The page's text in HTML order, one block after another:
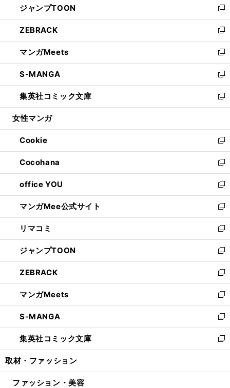
く
で
開
く
ド
ウ
で
開
く
ィ
ン
ド
ウ
で
開
く
い
ウ
ィ
ン
ド
ウ
で
開
く
ジャンプTOON
新
し
い
ウ
ィ
ン
ド
ウ
で
開
ZEBRACK
新
し
い
ウ
ィ
ン
ド
ウ
開
く
マンガMeets
新
し
い
ウ
ィ
ン
ウ
で
開
く
S-MANGA
新
し
い
ウ
ン
ド
ウ
で
開
く
集英社コミック文庫
新
し
ウ
ィ
ン
ド
ウ
で
開
く
女性マンガ
Cookie
新
し
い
ウ
ィ
ン
ド
ウ
で
開
く
Cocohana
新
し
い
ウ
ィ
ン
ド
ウ
で
開
く
office YOU
新
し
い
ウ
ィ
ン
ド
ウ
で
開
く
マンガMee公式サイト
新
し
い
ウ
ィ
ン
ド
ウ
で
開
く
リマコミ
新
し
い
ウ
ィ
ン
ド
ウ
で
開
く
ジャンプTOON
新
し
い
ウ
ィ
ン
ド
ウ
で
開
ZEBRACK
新
し
い
ウ
ィ
ン
ド
ウ
開
マンガMeets
新
し
い
ウ
ィ
ン
ウ
S-MANGA
新
し
い
ウ
ン
集英社コミック文庫
新
し
ウ
取材・ファッション
ファッション・美容